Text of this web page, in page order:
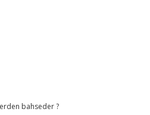
bahseder ?